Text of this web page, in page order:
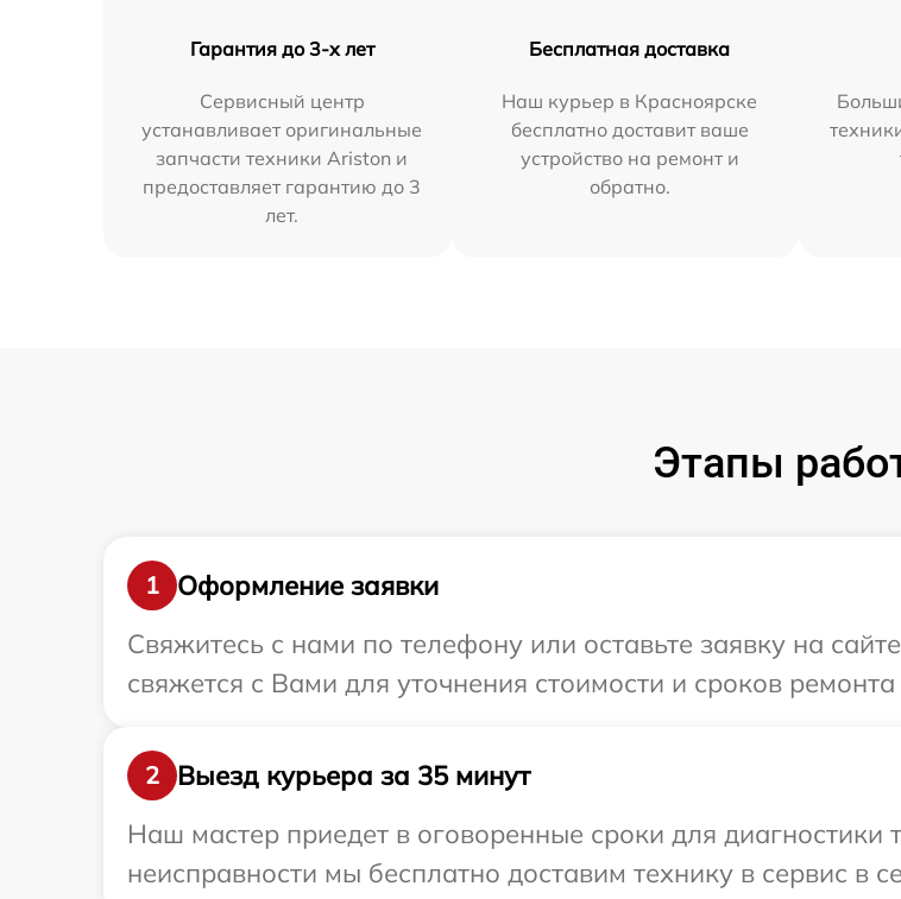
Гарантия до 3-х лет
Сервисный центр
устанавливает оригинальные
запчасти техники Ariston и
предоставляет гарантию до 3
лет.
Бесплатная доставка
Наш курьер в Красноярске
бесплатно доставит ваше
устройство на ремонт и
обратно.
Этапы
1
Оформление заявки
Свяжитесь с нами по телефону или оставьте заявку на
свяжется с Вами для уточнения стоимости и сроков
2
Выезд курьера за 35 минут
Наш мастер приедет в оговоренные сроки для диагностики
неисправности мы бесплатно доставим технику в сервис в